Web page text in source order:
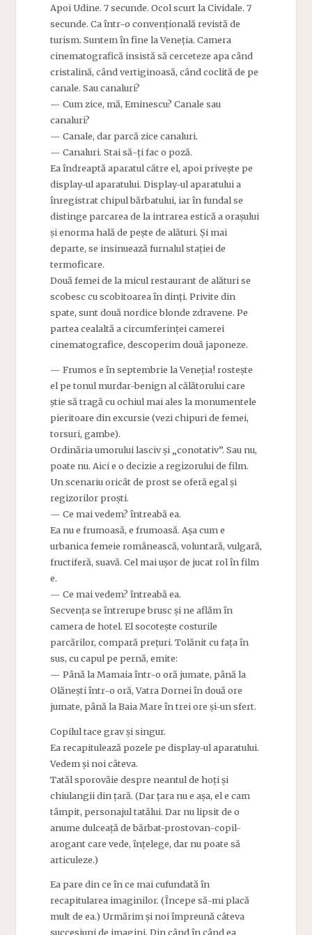
Apoi Udine. 7 secunde. Ocol scurt la Cividale. 7
secunde. Ca într-o convențională revistă de
turism. Suntem în fine la Veneția. Camera
cinematografică insistă să cerceteze apa când
cristalină, când vertiginoasă, când coclită de pe
canale. Sau canaluri?
— Cum zice, mă, Eminescu? Canale sau
canaluri?
— Canale, dar parcă zice canaluri.
— Canaluri. Stai să-ți fac o poză.
Ea îndreaptă aparatul către el, apoi privește pe
display-ul aparatului. Display-ul aparatului a
înregistrat chipul bărbatului, iar în fundal se
distinge parcarea de la intrarea estică a orașului
și enorma hală de pește de alături. Și mai
departe, se insinuează furnalul stației de
termoficare.
Două femei de la micul restaurant de alături se
scobesc cu scobitoarea în dinți. Privite din
spate, sunt două nordice blonde zdravene. Pe
partea cealaltă a circumferinței camerei
cinematografice, descoperim două japoneze.
— Frumos e în septembrie la Veneția! rostește
el pe tonul murdar-benign al călătorului care
știe să tragă cu ochiul mai ales la monumentele
pieritoare din excursie (vezi chipuri de femei,
torsuri, gambe).
Ordinăria umorului lasciv și „conotativ”. Sau nu,
poate nu. Aici e o decizie a regizorului de film.
Un scenariu oricât de prost se oferă egal și
regizorilor proști.
— Ce mai vedem? întreabă ea.
Ea nu e frumoasă, e frumoasă. Așa cum e
urbanica femeie românească, voluntară, vulgară,
fructiferă, suavă. Cel mai ușor de jucat rol în film
e.
— Ce mai vedem? întreabă ea.
Secvența se întrerupe brusc și ne aflăm în
camera de hotel. El socotește costurile
parcărilor, compară prețuri. Tolănit cu fața în
sus, cu capul pe pernă, emite:
— Până la Mamaia într-o oră jumate, până la
Olănești într-o oră, Vatra Dornei în două ore
jumate, până la Baia Mare în trei ore și-un sfert.
Copilul tace grav și singur.
Ea recapitulează pozele pe display-ul aparatului.
Vedem și noi câteva.
Tatăl sporovăie despre neantul de hoți și
chiulangii din țară. (Dar țara nu e așa, el e cam
tâmpit, personajul tatălui. Dar nu lipsit de o
anume dulceață de bărbat-prostovan-copil-
arogant care vede, înțelege, dar nu poate să
articuleze.)
Ea pare din ce în ce mai cufundată în
recapitularea imaginilor. (Începe să-mi placă
mult de ea.) Urmărim și noi împreună câteva
succesiuni de imagini. Din când în când ea